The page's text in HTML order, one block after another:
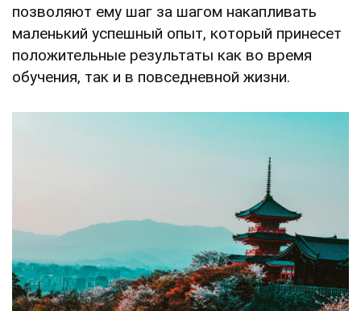
позволяют ему шаг за шагом накапливать
маленький успешный опыт, который принесет
положительные результаты как во время
обучения, так и в повседневной жизни.